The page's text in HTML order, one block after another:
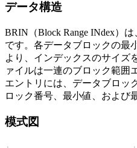
データ構造
BRIN（Block Range INdex）
です。各データブロックの最
より、インデックスのサイズ
ァイルは一連のブロック範囲
エントリには、データブロッ
ロック番号、最小値、および
模式図